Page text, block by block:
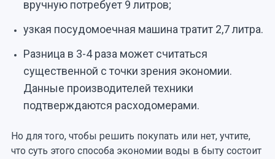
вручную потребует 9 литров;
узкая посудомоечная машина тратит 2,7 литра.
Разница в 3-4 раза может считаться
существенной с точки зрения экономии.
Данные производителей техники
подтверждаются расходомерами.
Но для того, чтобы решить покупать или нет, учтите,
что суть этого способа экономии воды в быту состоит